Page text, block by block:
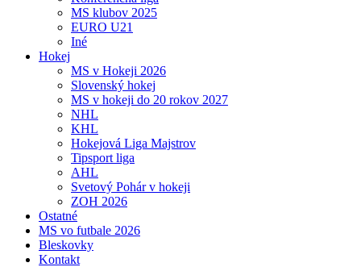
MS klubov 2025
EURO U21
Iné
Hokej
MS v Hokeji 2026
Slovenský hokej
MS v hokeji do 20 rokov 2027
NHL
KHL
Hokejová Liga Majstrov
Tipsport liga
AHL
Svetový Pohár v hokeji
ZOH 2026
Ostatné
MS vo futbale 2026
Bleskovky
Kontakt